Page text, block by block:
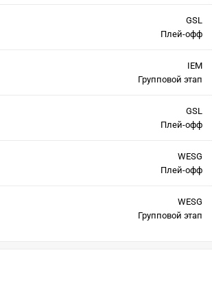
GSL
Плей-офф
IEM
Групповой этап
GSL
Плей-офф
WESG
Плей-офф
WESG
Групповой этап